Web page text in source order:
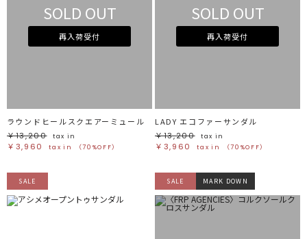
SOLD OUT
再入荷受付
ラウンドヒールスクエアーミュール
￥13,200
tax in
￥3,960 tax in （70%OFF）
SOLD OUT
再入荷受付
LADY エコファーサンダル
￥13,200
tax in
￥3,960 tax in （70%OFF）
SALE SALE MARK DOWN